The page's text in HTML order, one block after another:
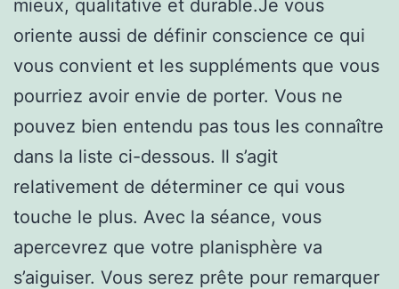
mieux, qualitative et durable.Je vous
oriente aussi de définir conscience ce qui
vous convient et les suppléments que vous
pourriez avoir envie de porter. Vous ne
pouvez bien entendu pas tous les connaître
dans la liste ci-dessous. Il s’agit
relativement de déterminer ce qui vous
touche le plus. Avec la séance, vous
apercevrez que votre planisphère va
s’aiguiser. Vous serez prête pour remarquer